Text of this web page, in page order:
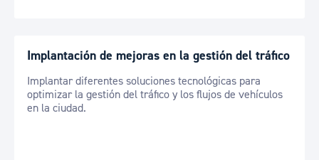
Implantación de mejoras en la gestión del tráfico
Implantar diferentes soluciones tecnológicas para
optimizar la gestión del tráfico y los flujos de vehículos
en la ciudad.